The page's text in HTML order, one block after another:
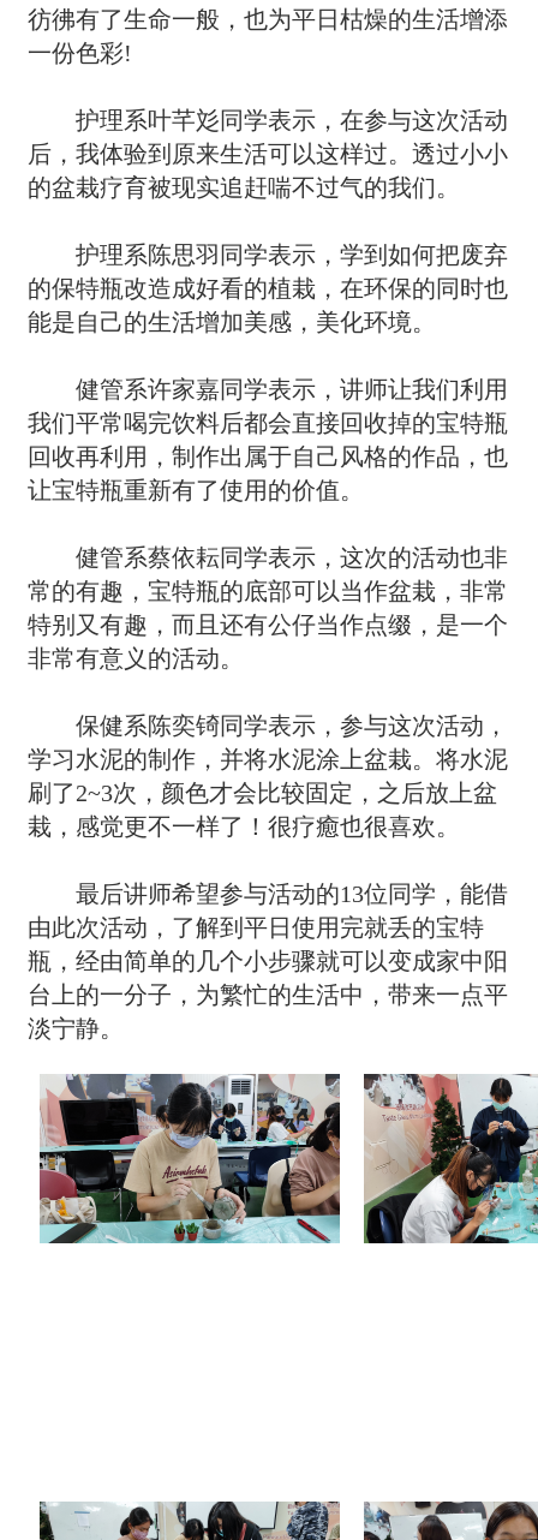
彷彿有了生命一般，也为平日枯燥的生活增添
一份色彩!
护理系叶芊彣同学表示，在参与这次活动
后，我体验到原来生活可以这样过。透过小小
的盆栽疗育被现实追赶喘不过气的我们。
护理系陈思羽同学表示，学到如何把废弃
的保特瓶改造成好看的植栽，在环保的同时也
能是自己的生活增加美感，美化环境。
健管系许家嘉同学表示，讲师让我们利用
我们平常喝完饮料后都会直接回收掉的宝特瓶
回收再利用，制作出属于自己风格的作品，也
让宝特瓶重新有了使用的价值。
健管系蔡依耘同学表示，这次的活动也非
常的有趣，宝特瓶的底部可以当作盆栽，非常
特别又有趣，而且还有公仔当作点缀，是一个
非常有意义的活动。
保健系陈奕锜同学表示，参与这次活动，
学习水泥的制作，并将水泥涂上盆栽。将水泥
刷了2~3次，颜色才会比较固定，之后放上盆
栽，感觉更不一样了！很疗癒也很喜欢。
最后讲师希望参与活动的13位同学，能借
由此次活动，了解到平日使用完就丢的宝特
瓶，经由简单的几个小步骤就可以变成家中阳
台上的一分子，为繁忙的生活中，带来一点平
淡宁静。